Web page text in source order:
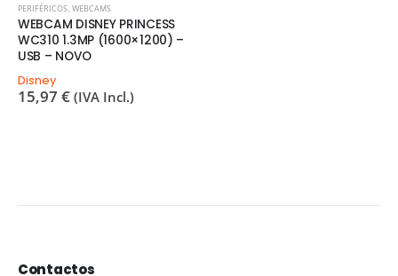
PERIFÉRICOS,WEBCAMS
WEBCAM DISNEY PRINCESS
WC310 1.3MP (1600×1200) –
USB – NOVO
Disney
15,97 € (IVA Incl.)
Contactos